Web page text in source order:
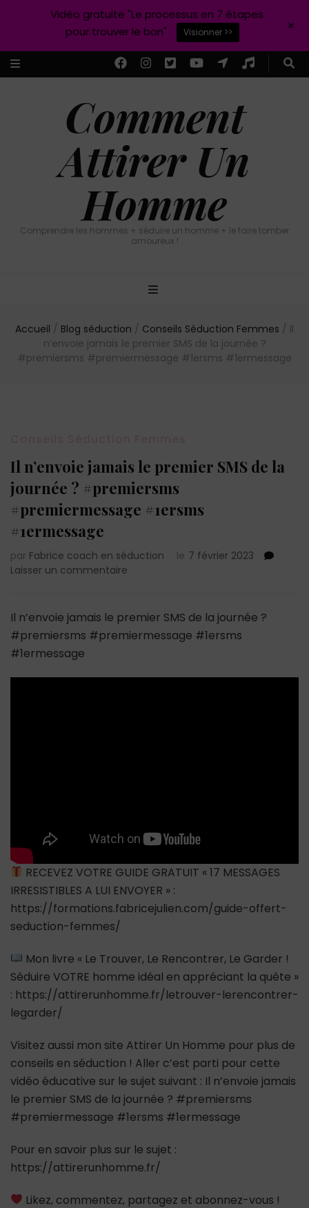
Comment
Attirer Un
Homme
Comprendre les hommes + séduire un homme + le faire tomber
amoureux !
Accueil / Blog séduction / Conseils Séduction Femmes / Il
n’envoie jamais le premier SMS de la journée ?
#premiersms #premiermessage #1ersms #1ermessage
Il n’envoie jamais le premier SMS de la
journée ? #premiersms
#premiermessage #1ersms
#1ermessage
par Fabrice coach en séduction le 7 février 2023
Laisser un commentaire
jamais
premier
Il n’envoie jamais le premier SMS de la journée ?
#premiersms #premiermessage #1ersms
#1ermessage
RECEVEZ VOTRE GUIDE GRATUIT « 17 MESSAGES
IRRESISTIBLES A LUI ENVOYER » :
https://formations.fabricejulien.com/guide-offert-
seduction-femmes/
Mon livre « Le Trouver, Le Rencontrer, Le Garder !
Séduire VOTRE homme idéal en appréciant la quête »
: https://attirerunhomme.fr/letrouver-lerencontrer-
legarder/
Visitez aussi mon site Attirer Un Homme pour plus de
conseils en séduction ! Aller c’est parti pour cette
vidéo éducative sur le sujet suivant : Il n’envoie jamais
le premier SMS de la journée ? #premiersms
#premiermessage #1ersms #1ermessage
Pour en savoir plus sur le sujet :
https://attirerunhomme.fr/
Likez, commentez, partagez et abonnez-vous !
Vidéo gratuite "Le processus en 7 étapes
pour trouver le bon"
Visionner >> +